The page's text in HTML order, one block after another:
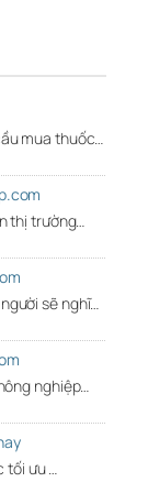
mua thuốc…
thị trường…
sẽ nghĩ…
nghiệp…
tối ưu …